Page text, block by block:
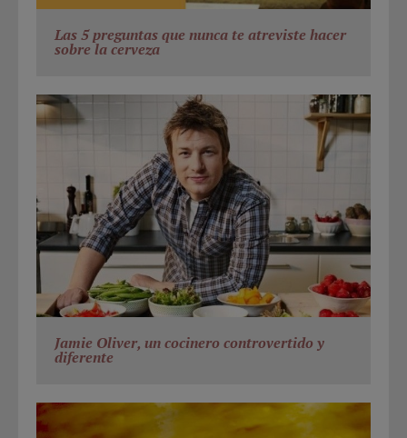
Las 5 preguntas que nunca te atreviste hacer
sobre la cerveza
Jamie Oliver, un cocinero controvertido y
diferente